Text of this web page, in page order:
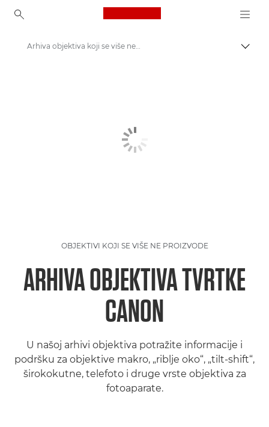
Canon Logo, back to
Arhiva objektiva koji se više ne proizvode
OBJEKTIVI KOJI SE VIŠE NE PROIZVODE
ARHIVA OBJEKTIVA TVRTKE
CANON
U našoj arhivi objektiva potražite informacije i
podršku za objektive makro, „riblje oko“, „tilt-shift“,
širokokutne, telefoto i druge vrste objektiva za
fotoaparate.